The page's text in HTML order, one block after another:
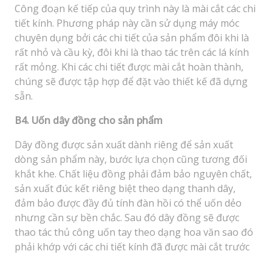
Công đoạn kế tiếp của quy trình này là mài cắt các chi
tiết kính. Phương pháp này cần sử dụng máy móc
chuyên dụng bởi các chi tiết của sản phẩm đôi khi là
rất nhỏ và cầu kỳ, đôi khi là thao tác trên các lá kính
rất mỏng. Khi các chi tiết được mài cắt hoàn thành,
chúng sẽ được tập hợp để đặt vào thiết kế đã dựng
sẵn.
B4. Uốn dây đồng cho sản phẩm
Dây đồng được sản xuất dành riêng để sản xuất
dòng sản phẩm này, bước lựa chọn cũng tương đối
khắt khe. Chất liệu đồng phải đảm bảo nguyên chất,
sản xuất đúc kết riêng biệt theo dạng thanh dây,
đảm bảo được đầy đủ tính đàn hồi có thể uốn dẻo
nhưng cần sự bền chắc. Sau đó dây đồng sẽ được
thao tác thủ công uốn tay theo dạng hoa văn sao đó
phải khớp với các chi tiết kính đã được mài cắt trước